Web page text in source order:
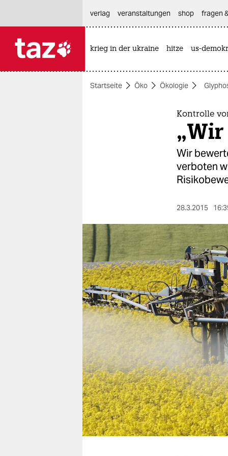
themen
berlin
nord
wahrheit
verlag
verlag
veranstaltungen
shop
fragen & hilfe
unterstützen
abo
genossenschaft
verlag
veranstaltungen shop fragen
krieg in der ukraine hitze us-
Startseite Öko Ökologie
Kontrolle
Wir
verboten
28.3.2015